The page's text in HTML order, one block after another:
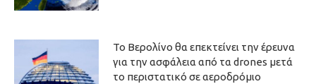
Το Βερολίνο θα επεκτείνει την έρευνα
για την ασφάλεια από τα drones μετά
το περιστατικό σε αεροδρόμιο